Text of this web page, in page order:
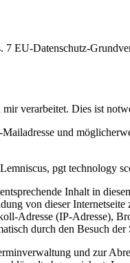
EU-Datenschutz-
verarbeitet. Dies ist
und
pgt technology
Inhalt in
von dieser
Adresse (IP-Adresse),
durch den Besuch
und zur